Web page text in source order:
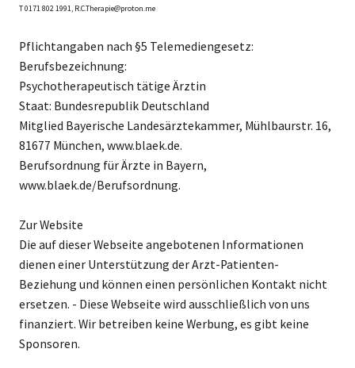
T 0171 802 1991, R.C.Therapie@proton.me
Pflichtangaben nach §5 Telemediengesetz:
Berufsbezeichnung:
Psychotherapeutisch tätige Ärztin
Staat: Bundesrepublik Deutschland
Mitglied Bayerische Landesärztekammer, Mühlbaurstr. 16,
81677 München, www.blaek.de.
Berufsordnung für Ärzte in Bayern,
www.blaek.de/Berufsordnung.
Zur Website
Die auf dieser Webseite angebotenen Informationen
dienen einer Unterstützung der Arzt-Patienten-
Beziehung und können einen persönlichen Kontakt nicht
ersetzen. - Diese Webseite wird ausschließlich von uns
finanziert. Wir betreiben keine Werbung, es gibt keine
Sponsoren.